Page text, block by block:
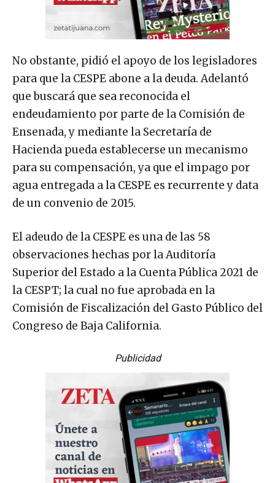
No obstante, pidió el apoyo de los legisladores
para que la CESPE abone a la deuda. Adelantó
que buscará que sea reconocida el
endeudamiento por parte de la Comisión de
Ensenada, y mediante la Secretaría de
Hacienda pueda establecerse un mecanismo
para su compensación, ya que el impago por
agua entregada a la CESPE es recurrente y data
de un convenio de 2015.
El adeudo de la CESPE es una de las 58
observaciones hechas por la Auditoría
Superior del Estado a la Cuenta Pública 2021 de
la CESPT; la cual no fue aprobada en la
Comisión de Fiscalización del Gasto Público del
Congreso de Baja California.
Publicidad